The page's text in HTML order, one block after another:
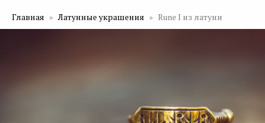
Главная Латунные украшения Rune I из латуни